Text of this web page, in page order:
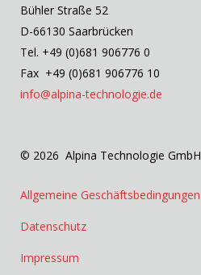
Bühler Straße 52
D-66130 Saarbrücken
Tel. +49 (0)681 906776 0
Fax +49 (0)681 906776 10
info@alpina-technologie.de
© 2026 Alpina Technologie GmbH
Allgemeine Geschäftsbedingungen
Datenschutz
Impressum